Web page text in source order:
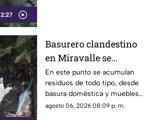
2:27
Basurero clandestino
en Miravalle se
convierte en un foco de
infección por
acumulación de
residuos.
En este punto se acumulan
residuos de todo tipo, desde
basura doméstica y muebles
viejos hasta animales muertos,
agosto 06, 2026 08:09 p. m.